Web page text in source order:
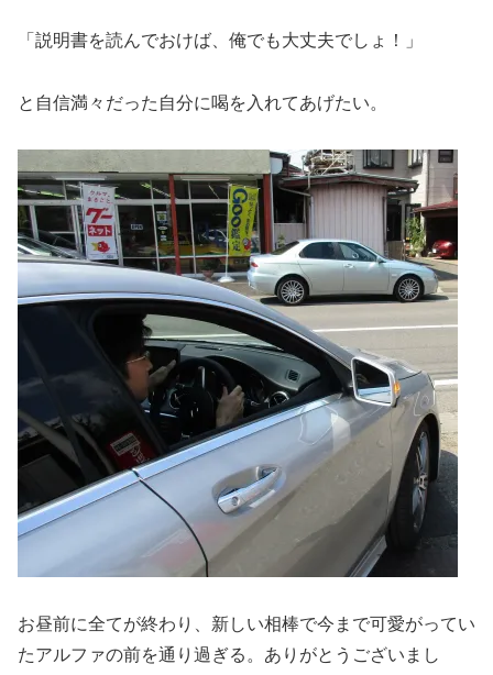
「説明書を読んでおけば、俺でも大丈夫でしょ！」
と自信満々だった自分に喝を入れてあげたい。
お昼前に全てが終わり、新しい相棒で今まで可愛がってい
たアルファの前を通り過ぎる。ありがとうございまし